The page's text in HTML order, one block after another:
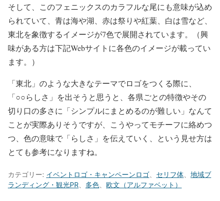
そして、このフェニックスのカラフルな尾にも意味が込め
られていて、青は海や湖、赤は祭りや紅葉、白は雪など、
東北を象徴するイメージが7色で展開されています。（興
味がある方は下記Webサイトに各色のイメージが載ってい
ます。）
「東北」のような大きなテーマでロゴをつくる際に、
「○○らしさ」を出そうと思うと、各県ごとの特徴やその
切り口の多さに「シンプルにまとめるのが難しい」なんて
ことが実際ありそうですが、こうやってモチーフに絡めつ
つ、色の意味で「らしさ」を伝えていく、という見せ方は
とても参考になりますね。
カテゴリー: イベントロゴ・キャンペーンロゴ セリフ体
地域ブ
ランディング・観光PR
多色 欧文（アルファベット）